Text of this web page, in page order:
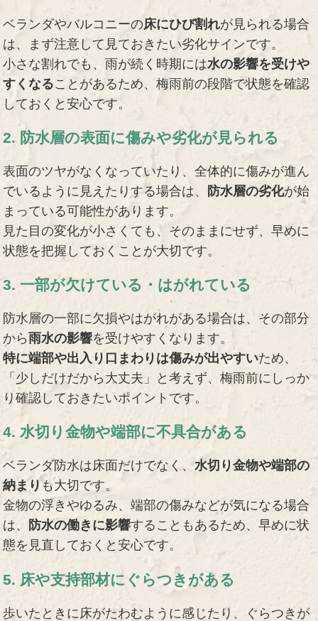
ベランダやバルコニーの床にひび割れが見られる場合
は、まず注意して見ておきたい劣化サインです。
小さな割れでも、雨が続く時期には水の影響を受けや
すくなることがあるため、梅雨前の段階で状態を確認
しておくと安心です。
2. 防水層の表面に傷みや劣化が見られる
表面のツヤがなくなっていたり、全体的に傷みが進ん
でいるように見えたりする場合は、
防水層の劣化が始
まっている可能性があります。
見た目の変化が小さくても、そのままにせず、早めに
状態を把握しておくことが大切です。
3. 一部が欠けている・はがれている
防水層の一部に欠損やはがれがある場合は、その部分
から雨水の影響を受けやすくなります。
特に端部や出入り口まわりは傷みが出やすいため、
「少しだけだから大丈夫」と考えず、梅雨前にしっか
り確認しておきたいポイントです。
4. 水切り金物や端部に不具合がある
ベランダ防水は床面だけでなく、水切り金物や端部の
納まりも大切です。
金物の浮きやゆるみ、端部の傷みなどが気になる場合
は、
防水の働きに影響することもあるため、早めに状
態を見直しておくと安心です。
5. 床や支持部材にぐらつきがある
歩いたときに床がたわむように感じたり、ぐらつきが